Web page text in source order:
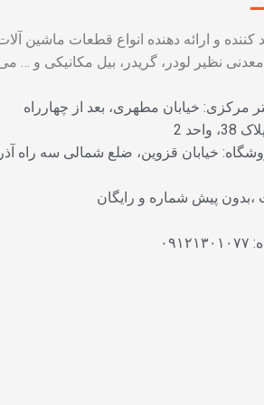
کننده و ارائه دهنده انواع قطعات ماشین
نظیر لودر، گریدر، بیل مکانیکی و …
مرکزی: خیابان مطهری، بعد از چهارراه
2
خیابان قزوین، ضلع شمالی سه راه
،بدون پیش شماره و رایگان